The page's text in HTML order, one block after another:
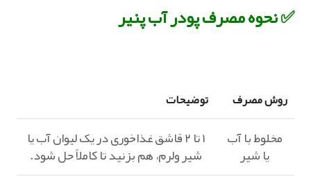
✅ نحوه مصرف پودر آب پنیر
روش مصرف توضیحات
مخلوط با آب
یا شیر
۱ تا ۲ قاشق غذاخوری در یک لیوان آب یا
شیر ولرم، هم بزنید تا کاملاً حل شود.